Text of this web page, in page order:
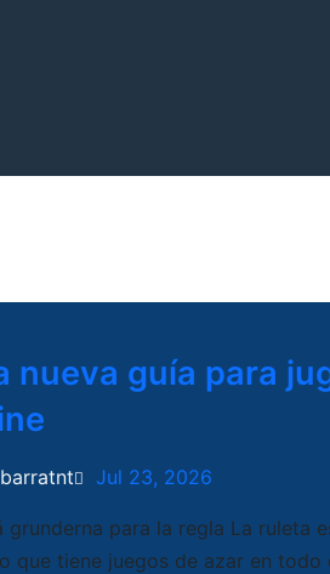
nueva guía para
Jul 23, 2026
grunderna para la regla La ruleta
que tiene juegos de azar en todo